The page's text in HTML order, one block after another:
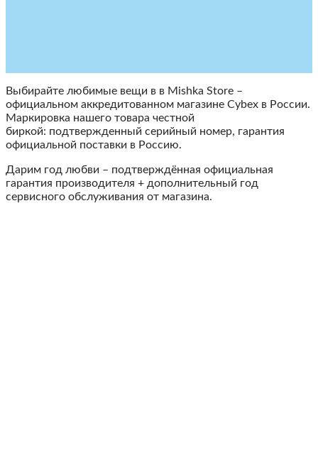
Выбирайте любимые вещи в в Mishka Store –
официальном аккредитованном магазине Cybex в России.
Маркировка нашего товара честной
биркой: подтвержденный серийный номер, гарантия
официальной поставки в Россию.
Дарим год любви – подтверждённая официальная
гарантия производителя + дополнительный год
сервисного обслуживания от магазина.